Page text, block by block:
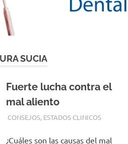
SUCIA
Fuerte lucha contra el
mal aliento
2 JUNIO, 2016
ADMIN
CONSEJOS, ESTADOS CLINICOS
¿Cuáles son las causas del mal